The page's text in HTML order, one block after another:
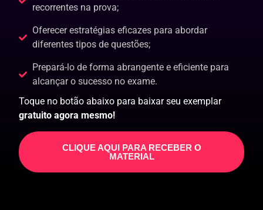
recorrentes na prova;
Oferecer estratégias eficazes para abordar
diferentes tipos de questões;
Prepará-lo de forma abrangente e eficiente para
alcançar o sucesso no exame.
Toque no botão abaixo para baixar seu exemplar
gratuito agora mesmo!
CLIQUE AQUI PARA RECEBER O
MATERIAL